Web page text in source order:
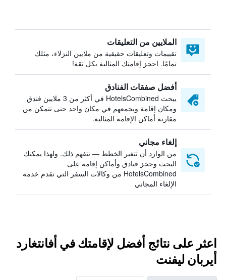
الملايين من التعليقات
تقييمات وتعليقات حقيقية من ملايين النزلاء، مثلك
تمامًا. احجز إقامتك المثالية بكل ثقة!
أفضل صفقات الفنادق
يبحث HotelsCombined في أكثر من 3 ملايين فندق
ومكان إقامة ويجمعهم في مكان واحد حتى تتمكن من
مقارنة أماكن الإقامة المثالية.
إلغاء مجاني
من الوارد أن تتغير الخطط — نتفهم ذلك. ولهذا يمكنك
البحث وحجز فنادق وأماكن إقامة على
HotelsCombined من وكالات السفر التي تقدم خدمة
الإلغاء المجاني
اعثر على نتائج أفضل لإقامتك في أفانتغارد
أيربان ليفنت